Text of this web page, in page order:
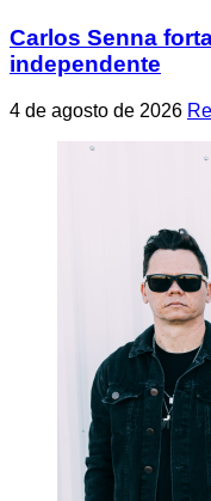
Carlos Senna
independente
4 de agosto de 2026